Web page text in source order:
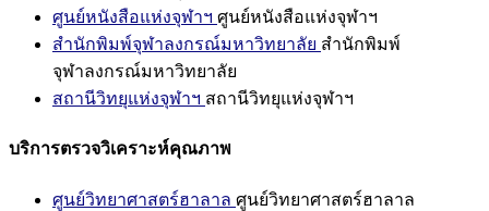
ศูนย์หนังสือแห่งจุฬาฯ ศูนย์หนังสือแห่งจุฬาฯ
สำนักพิมพ์จุฬาลงกรณ์มหาวิทยาลัย สำนักพิมพ์
จุฬาลงกรณ์มหาวิทยาลัย
สถานีวิทยุแห่งจุฬาฯ สถานีวิทยุแห่งจุฬาฯ
บริการตรวจวิเคราะห์คุณภาพ
ศูนย์วิทยาศาสตร์ฮาลาล ศูนย์วิทยาศาสตร์ฮาลาล